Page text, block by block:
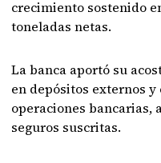
crecimiento sostenido
toneladas netas.
La banca aportó su
en depósitos externos
operaciones bancarias,
seguros suscritas.